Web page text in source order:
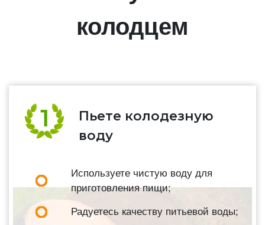
колодцем
Пьете колодезную
воду
Используете чистую воду для
приготовления пищи;
Радуетесь качеству питьевой воды;